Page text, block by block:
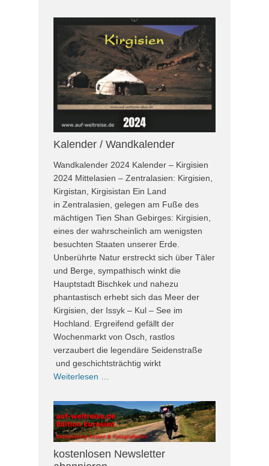
Kalender / Wandkalender
Wandkalender 2024 Kalender – Kirgisien
2024 Mittelasien – Zentralasien: Kirgisien,
Kirgistan, Kirgisistan Ein Land
in Zentralasien, gelegen am Fuße des
mächtigen Tien Shan Gebirges: Kirgisien,
eines der wahrscheinlich am wenigsten
besuchten Staaten unserer Erde.
Unberührte Natur erstreckt sich über Täler
und Berge, sympathisch winkt die
Hauptstadt Bischkek und nahezu
phantastisch erhebt sich das Meer der
Kirgisien, der Issyk – Kul – See im
Hochland. Ergreifend gefällt der
Wochenmarkt von Osch, rastlos
verzaubert die legendäre Seidenstraße
und geschichtsträchtig wirkt
Weiterlesen …
kostenlosen Newsletter